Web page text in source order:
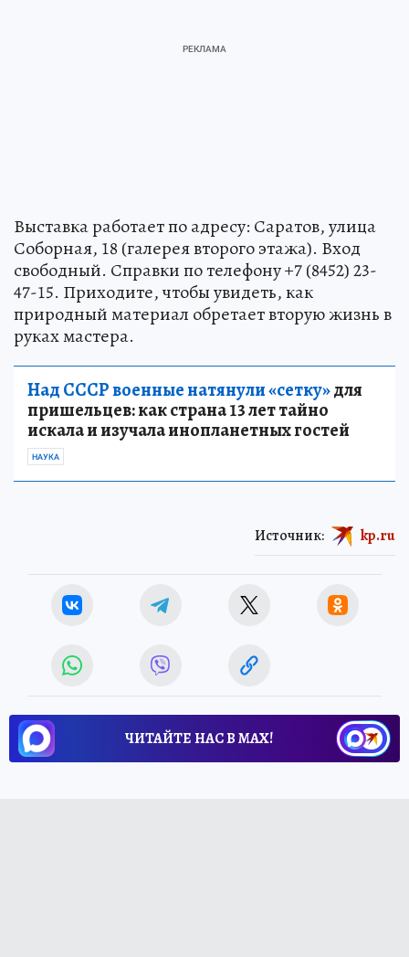
Выставка работает по адресу: Саратов, улица
Соборная, 18 (галерея второго этажа). Вход
свободный. Справки по телефону +7 (8452) 23-
47-15. Приходите, чтобы увидеть, как
природный материал обретает вторую жизнь в
руках мастера.
Над СССР военные натянули «сетку» для
пришельцев: как страна 13 лет тайно
искала и изучала инопланетных гостей